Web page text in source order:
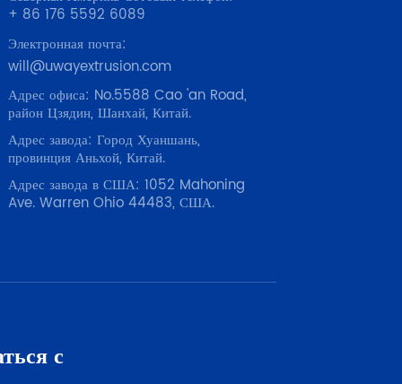
+ 86 176 5592 6089
Электронная почта:
will@uwayextrusion.com
Адрес офиса: No.5588 Cao 'an Road,
район Цзядин, Шанхай, Китай.
Адрес завода: Город Хуаншань,
провинция Аньхой, Китай.
Адрес завода в США: 1052 Mahoning
Ave. Warren Ohio 44483, США.
с